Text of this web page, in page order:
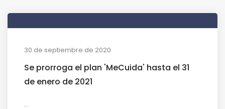
30 de septiembre de 2020
Se prorroga el plan 'MeCuida' hasta el 31
de enero de 2021
...